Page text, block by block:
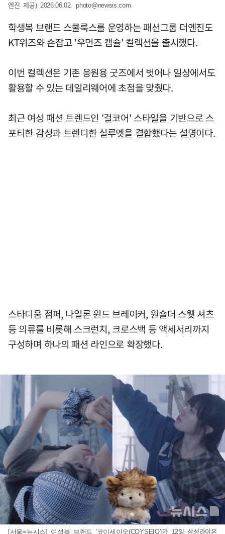
엔진 제공) 2026.06.02.photo@newsis.com
학생복 브랜드 스쿨룩스를 운영하는 패션그룹 더엔진도
KT위즈와 손잡고 '우먼즈 캡슐' 컬렉션을 출시했다.
이번 컬렉션은 기존 응원용 굿즈에서 벗어나 일상에서도
활용할 수 있는 데일리웨어에 초점을 맞췄다.
최근 여성 패션 트렌드인 '걸코어' 스타일을 기반으로 스
포티한 감성과 트렌디한 실루엣을 결합했다는 설명이다.
스타디움 점퍼, 나일론 윈드 브레이커, 원숄더 스웻 셔츠
등 의류를 비롯해 스크런치, 크로스백 등 액세서리까지
구성하며 하나의 패션 라인으로 확장했다.
[서울=뉴시스] 여성복 브랜드 '코이세이오(COYSEIO)'가 12일 삼성라이온